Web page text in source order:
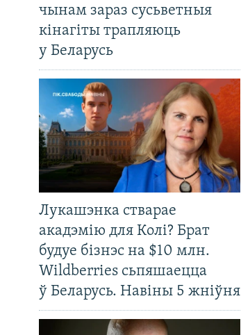
чынам зараз сусьветныя
кінагіты трапляюць
у Беларусь
Лукашэнка стварае
акадэмію для Колі? Брат
будуе бізнэс на $10 млн.
Wildberries сьпяшаецца
ў Беларусь. Навіны 5 жніўня